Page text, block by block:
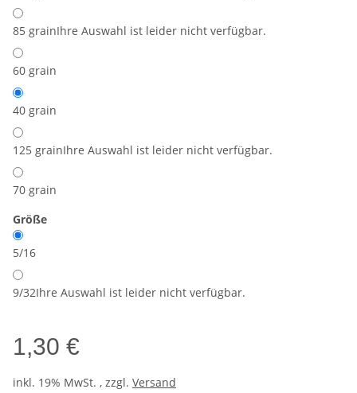
85 grainIhre Auswahl ist leider nicht verfügbar.
60 grain
40 grain
125 grainIhre Auswahl ist leider nicht verfügbar.
70 grain
Größe
5/16
9/32Ihre Auswahl ist leider nicht verfügbar.
1,30 €
inkl. 19% MwSt. , zzgl. Versand